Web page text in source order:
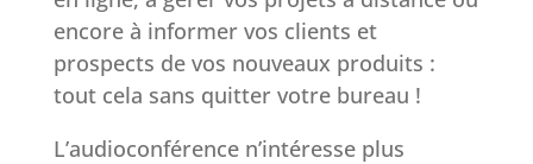
encore à informer vos clients et
prospects de vos nouveaux produits :
tout cela sans quitter votre bureau !
L’audioconférence n’intéresse plus